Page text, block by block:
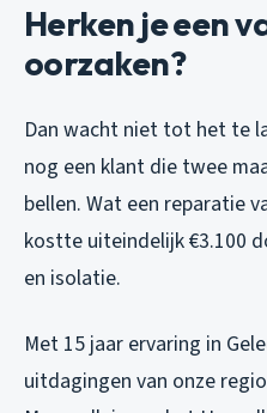
Herken je een
oorzaken?
Dan wacht niet tot het te
nog een klant die twee
bellen. Wat een reparatie
kostte uiteindelijk €3.100
en isolatie.
Met 15 jaar ervaring in
uitdagingen van onze